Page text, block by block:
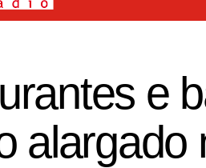
e
alargado